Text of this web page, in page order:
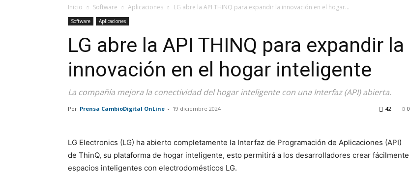
Inicio Software Aplicaciones LG abre la API THINQ para expandir la innovación en el hogar...
Software Aplicaciones
LG abre la API THINQ para expandir la
innovación en el hogar inteligente
La compañía mejora la conectividad del hogar inteligente con una Interfaz (API) abierta.
Por Prensa CambioDigital OnLine - 19 diciembre 2024 0
42
LG Electronics (LG) ha abierto completamente la Interfaz de Programación de Aplicaciones (API)
de ThinQ, su plataforma de hogar inteligente, esto permitirá a los desarrolladores crear fácilmente
espacios inteligentes con electrodomésticos LG.